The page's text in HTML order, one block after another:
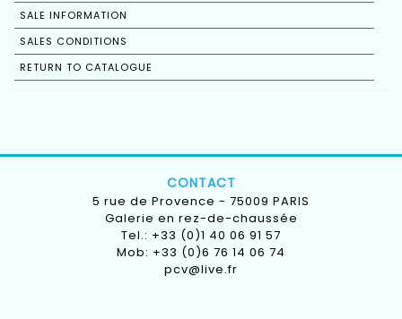
SALE INFORMATION
SALES CONDITIONS
RETURN TO CATALOGUE
CONTACT
5 rue de Provence - 75009 PARIS
Galerie en rez-de-chaussée
Tel.: +33 (0)1 40 06 91 57
Mob: +33 (0)6 76 14 06 74
pcv@live.fr